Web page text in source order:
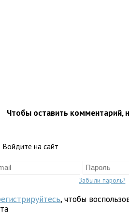
Чтобы оставить комментарий,
Войдите на сайт
Забыли пароль?
, чтобы